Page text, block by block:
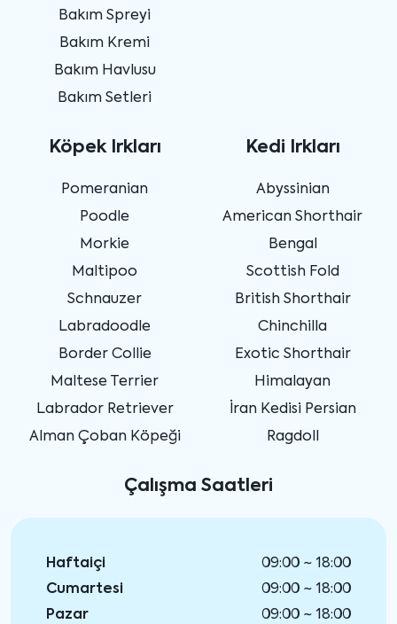
Bakım Spreyi
Bakım Kremi
Bakım Havlusu
Bakım Setleri
Köpek Irkları
Pomeranian
Poodle
Morkie
Maltipoo
Schnauzer
Labradoodle
Border Collie
Maltese Terrier
Labrador Retriever
Alman Çoban Köpeği
Kedi Irkları
Abyssinian
American Shorthair
Bengal
Scottish Fold
British Shorthair
Chinchilla
Exotic Shorthair
Himalayan
İran Kedisi Persian
Ragdoll
Çalışma Saatleri
Haftaiçi
09:00 ~ 18:00
Cumartesi
09:00 ~ 18:00
Pazar
09:00 ~ 18:00